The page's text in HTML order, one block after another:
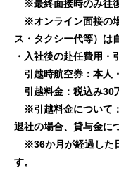
※最終面接時のみ往
※オンライン面接の
ス・タクシー代等）は
・入社後の赴任費用・
引越時航空券：本人
引越料金：税込み30
※引越料金について
退社の場合、貸与金に
※36か月が経過した
す。